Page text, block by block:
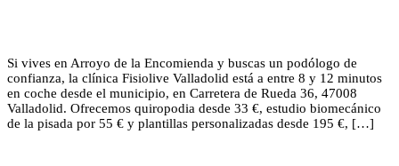
Si vives en Arroyo de la Encomienda y buscas un podólogo de
confianza, la clínica Fisiolive Valladolid está a entre 8 y 12 minutos
en coche desde el municipio, en Carretera de Rueda 36, 47008
Valladolid. Ofrecemos quiropodia desde 33 €, estudio biomecánico
de la pisada por 55 € y plantillas personalizadas desde 195 €, […]